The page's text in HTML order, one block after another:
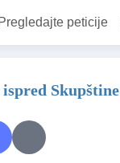
Pregledajte peticije
Skupštine